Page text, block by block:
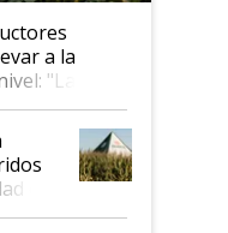
a la
"Las
son
en